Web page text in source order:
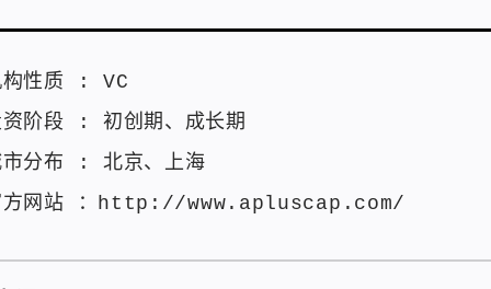
构性质 : VC
资阶段 : 初创期、 成长期
市分布 : 北京、 上海
网站 ： http://www.apluscap.com/